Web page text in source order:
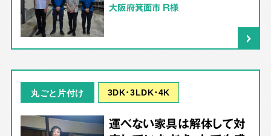
大阪府箕面市 R様
丸ごと片付け 3DK･3LDK･4K
運べない家具は解体して対